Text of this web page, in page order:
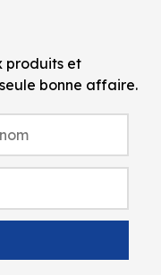
produits et
bonne affaire.